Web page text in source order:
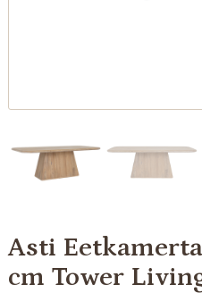
Asti
cm Tower